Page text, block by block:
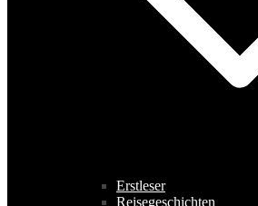
Erstleser
Reisegeschichten